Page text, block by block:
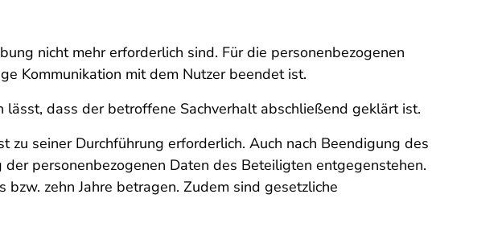
nicht mehr erforderlich sind. Für die personenbezogenen
Kommunikation mit dem Nutzer beendet ist.
dass der betroffene Sachverhalt abschließend geklärt ist.
seiner Durchführung erforderlich. Auch nach Beendigung des
personenbezogenen Daten des Beteiligten entgegenstehen.
zehn Jahre betragen. Zudem sind gesetzliche